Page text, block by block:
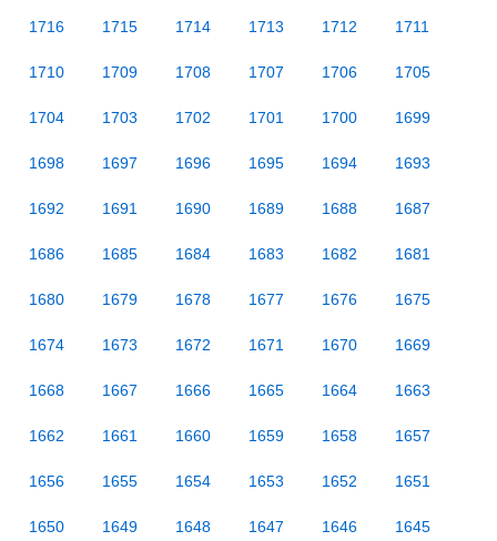
1716 1715 1714 1713 1712 1711
1710 1709 1708 1707 1706 1705
1704 1703 1702 1701 1700 1699
1698 1697 1696 1695 1694 1693
1692 1691 1690 1689 1688 1687
1686 1685 1684 1683 1682 1681
1680 1679 1678 1677 1676 1675
1674 1673 1672 1671 1670 1669
1668 1667 1666 1665 1664 1663
1662 1661 1660 1659 1658 1657
1656 1655 1654 1653 1652 1651
1650 1649 1648 1647 1646 1645